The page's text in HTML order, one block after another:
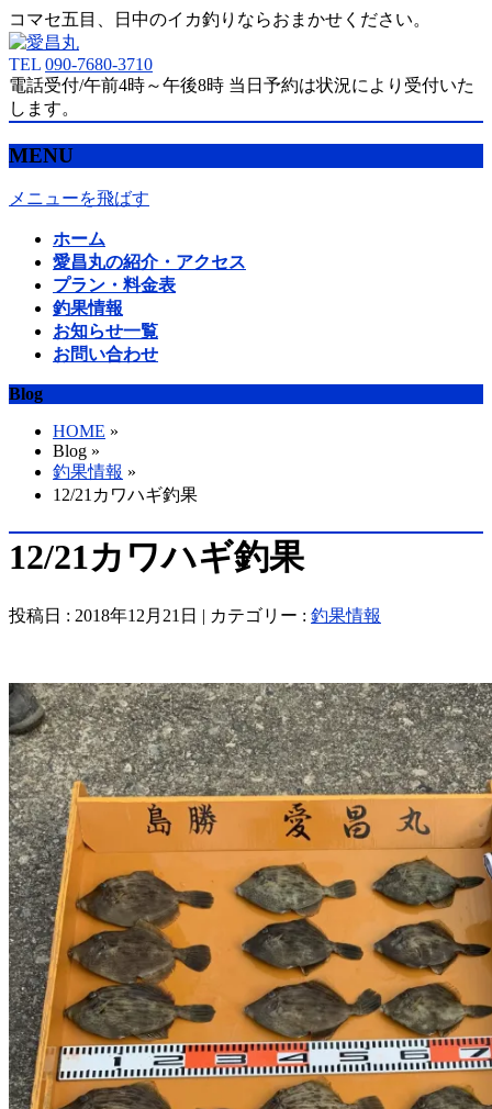
コマセ五目、日中のイカ釣りならおまかせください。
TEL 090-7680-3710
電話受付/午前4時～午後8時 当日予約は状況により受付いた
します。
MENU
メニューを飛ばす
ホーム
愛昌丸の紹介・アクセス
プラン・料金表
釣果情報
お知らせ一覧
お問い合わせ
Blog
HOME »
Blog »
釣果情報 »
12/21カワハギ釣果
12/21カワハギ釣果
投稿日 : 2018年12月21日 | カテゴリー : 釣果情報